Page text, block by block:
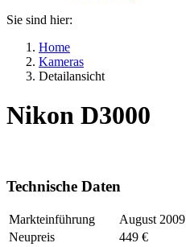
Sie sind hier:
Home
Kameras
Detailansicht
Nikon D3000
Technische Daten
Markteinführung
August 2009
Neupreis
449 €